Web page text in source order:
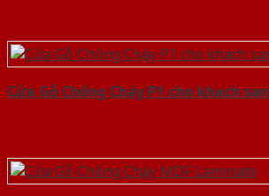
Cửa Gỗ Chống Cháy P1 cho khach san